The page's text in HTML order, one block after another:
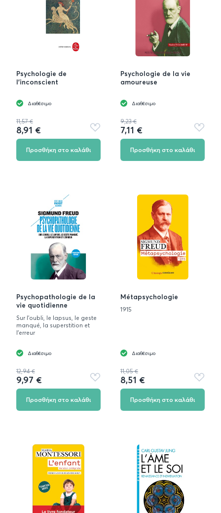
Psychologie de
l'inconscient
Διαθέσιμο
11,57 €
8,91 €
Προσθήκη
στα
Προσθήκη στο καλάθι
Psychologie de la vie
amoureuse
Διαθέσιμο
9,23 €
7,11 €
στα
Προσθήκη στο καλάθι
Psychopathologie de la
vie quotidienne
Sur l'oubli, le lapsus, le geste
manqué, la superstition et
l'erreur
Διαθέσιμο
12,94 €
9,97 €
Προσθήκη
στα
Προσθήκη στο καλάθι
Métapsychologie
1915
Διαθέσιμο
11,05 €
8,51 €
στα
Προσθήκη στο καλάθι